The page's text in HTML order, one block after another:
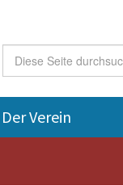
Der Verein